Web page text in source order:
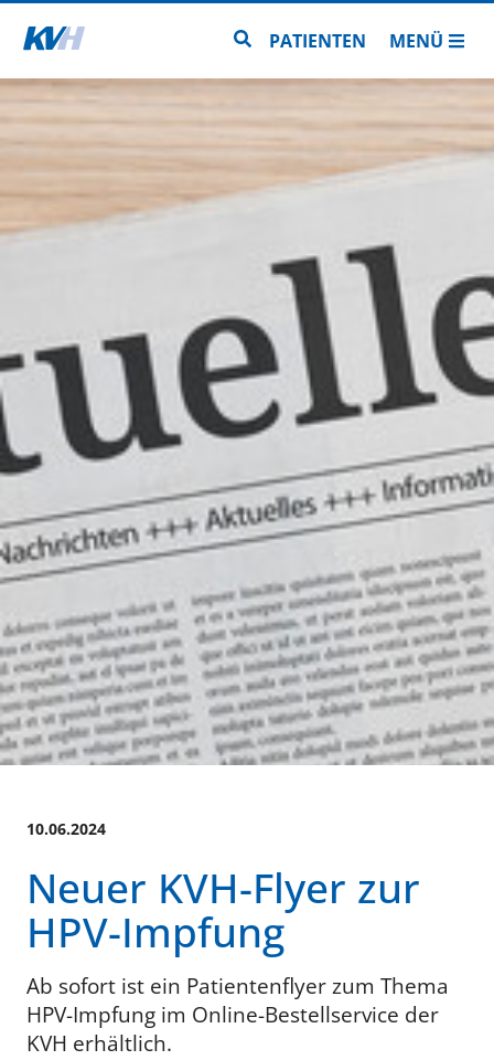
Zur Startseite Zur Seitensuche
PATIENTEN MENÜ
10.06.2024
Neuer KVH-Flyer zur
HPV-Impfung
Ab sofort ist ein Patientenflyer zum Thema
HPV-Impfung im Online-Bestellservice der
KVH erhältlich.